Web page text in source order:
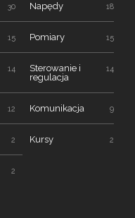
30 Napędy 18
15 Pomiary 15
14
Sterowanie i
regulacja
14
12 Komunikacja 9
2 Kursy 2
2